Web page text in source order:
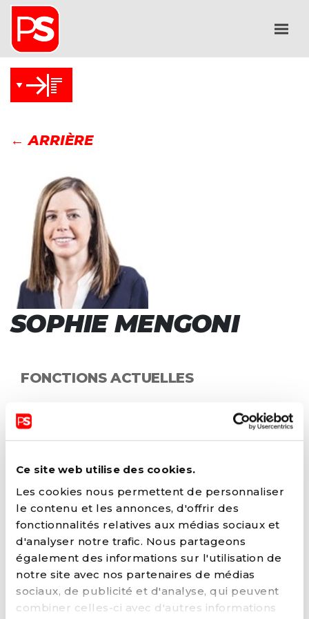
Ce site web utilise des cookies.
Les cookies nous permettent de personnaliser
le contenu et les annonces, d'offrir des
fonctionnalités relatives aux médias sociaux et
d'analyser notre trafic. Nous partageons
également des informations sur l'utilisation de
notre site avec nos partenaires de médias
sociaux, de publicité et d'analyse, qui peuvent
combiner celles-ci avec d'autres informations
← ARRIÈRE
SOPHIE MENGONI
FONCTIONS ACTUELLES
Députée wallonne (RÉGION WALLONNE)
Wallonie-Bruxelles (FÉDÉRATION
WALLONIE-BRUXELLES)
Vice-Présidente fédérale (Fédération)
FONCTIONS AU SEIN DU PARTI
Membre du Comité exécutif fédéral avec
voix délibérative (Fédération)
Membre du Comité fédéral avec voix